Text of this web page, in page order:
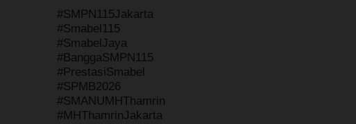
#SMPN115Jakarta
#Smabel115
#SmabelJaya
#BanggaSMPN115
#PrestasiSmabel
#SPMB2026
#SMANUMHThamrin
#MHThamrinJakarta